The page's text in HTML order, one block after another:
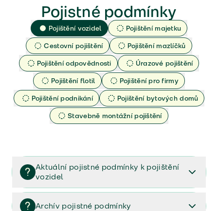
Pojistné podmínky
Pojištění vozidel
Pojištění majetku
Cestovní pojištění
Pojištění mazlíčků
Pojištění odpovědnosti
Úrazové pojištění
Pojištění flotil
Pojištění pro firmy
Pojištění podnikání
Pojištění bytových domů
Stavebně montážní pojištění
Aktuální pojistné podmínky k pojištění
vozidel
Pojištění vozidel/Pojistné podmínky a vše důležité ke
smlouvě (PDF)
Archív pojistné podmínky